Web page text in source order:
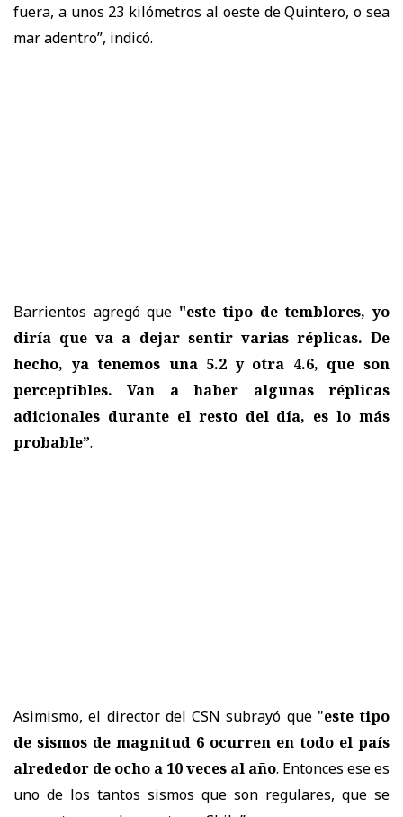
fuera, a unos 23 kilómetros al oeste de Quintero, o sea
mar adentro”, indicó.
Barrientos agregó que "este tipo de temblores, yo
diría que va a dejar sentir varias réplicas. De
hecho, ya tenemos una 5.2 y otra 4.6, que son
perceptibles. Van a haber algunas réplicas
adicionales durante el resto del día, es lo más
probable”.
Asimismo, el director del CSN subrayó que "este tipo
de sismos de magnitud 6 ocurren en todo el país
alrededor de ocho a 10 veces al año. Entonces ese es
uno de los tantos sismos que son regulares, que se